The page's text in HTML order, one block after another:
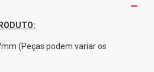
(Peças podem variar os